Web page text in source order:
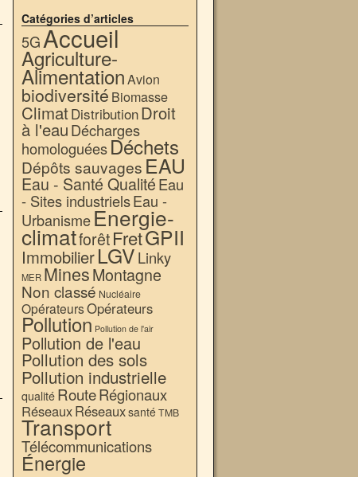
Catégories d’articles
5GAccueil
Agriculture-
AlimentationAvion
biodiversité Biomasse
ClimatDistributionDroit
à l'eauDécharges
homologuéesDéchets
Dépôts sauvages EAU
Eau - Santé QualitéEau
- Sites industrielsEau -
UrbanismeEnergie-
climatforêtFretGPII
ImmobilierLGVLinky
MER MinesMontagne
Non classé Nucléaire
OpérateursOpérateurs
Pollution Pollution de l'air
Pollution de l'eau
Pollution des sols
Pollution industrielle
qualité RouteRégionaux
RéseauxRéseauxsantéTMB
Transport
Télécommunications
Énergie